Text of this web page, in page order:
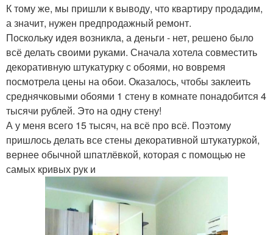
К тому же, мы пришли к выводу, что квартиру продадим,
а значит, нужен предпродажный ремонт.
Поскольку идея возникла, а деньги - нет, решено было
всё делать своими руками. Сначала хотела совместить
декоративную штукатурку с обоями, но вовремя
посмотрела цены на обои. Оказалось, чтобы заклеить
среднячковыми обоями 1 стену в комнате понадобится 4
тысячи рублей. Это на одну стену!
А у меня всего 15 тысяч, на всё про всё. Поэтому
пришлось делать все стены декоративной штукатуркой,
вернее обычной шпатлёвкой, которая с помощью не
самых кривых рук и